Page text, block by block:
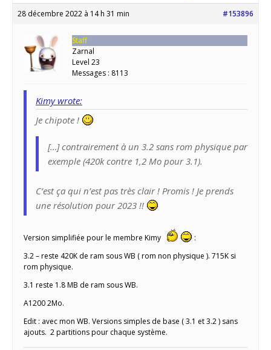
28 décembre 2022 à 14 h 31 min #153896
Staff
Zarnal
Level 23
Messages : 8113
Kimy wrote:
Je chipote !
[…] contrairement à un 3.2 sans rom physique par
exemple (420k contre 1,2 Mo pour 3.1).
C’est ça qui n’est pas très clair ! Promis ! Je prends
une résolution pour 2023 !!
Version simplifiée pour le membre Kimy
:
3.2 – reste 420K de ram sous WB ( rom non physique ). 715K si
rom physique.
3.1 reste 1.8 MB de ram sous WB.
A1200 2Mo.
Edit : avec mon WB. Versions simples de base ( 3.1 et 3.2 ) sans
ajouts. 2 partitions pour chaque système.